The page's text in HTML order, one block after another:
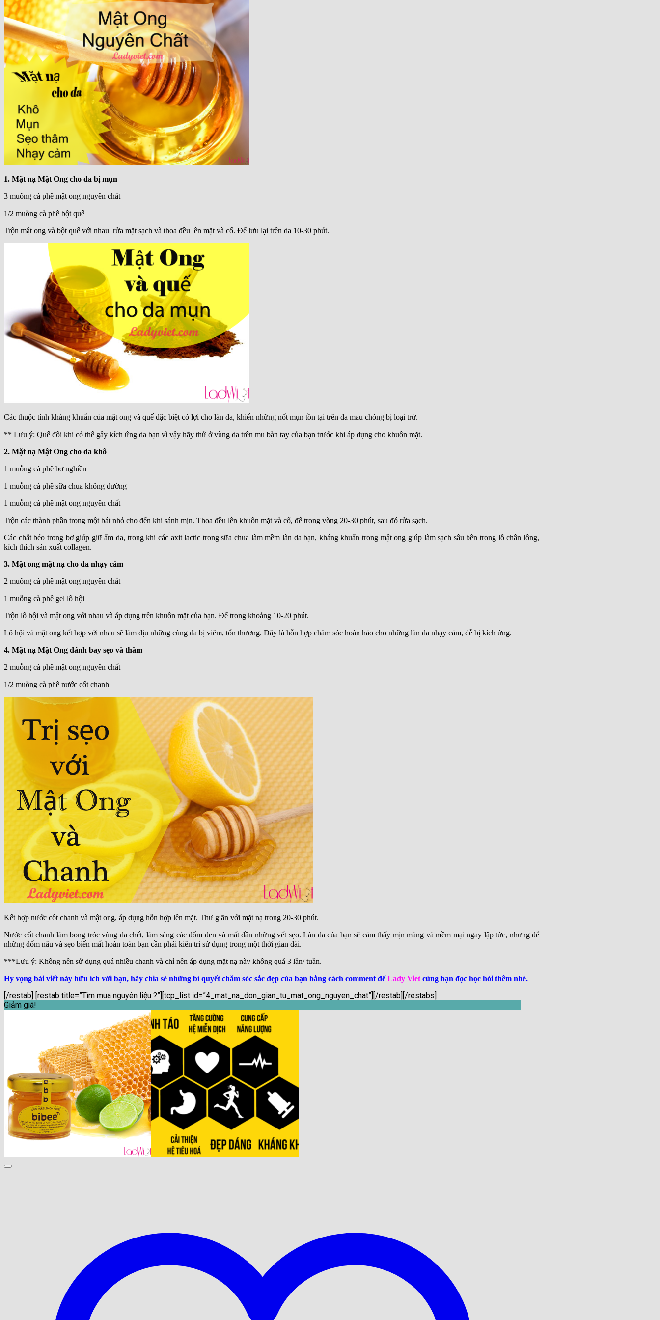
Organic Valley – Mỹ
Organic Horizon – Mỹ
Organic Koita – Ý
Organic Sangha Maeil – Hàn
Organic Cremo – Thụy Sỹ
Sữa chua – Bơ – Phô mát Organic
Thực phẩm hữu cơ
Liên hệ
Chưa có sản phẩm trong giỏ hàng.
1. Mặt nạ Mật Ong cho da bị mụn
3 muỗng cà phê mật ong nguyên chất
1/2 muỗng cà phê bột quế
Trộn mật ong và bột quế với nhau, rửa mặt sạch và thoa đều lên mặt và cổ. Để lưu lại trên da 10-30 phút.
Các thuộc tính kháng khuẩn của mật ong và quế đặc biệt có lợi cho làn da, khiến những nốt mụn tồn tại trên da mau chóng bị loại trừ.
** Lưu ý: Quế đôi khi có thể gây kích ứng da bạn vì vậy hãy thử ở vùng da trên mu bàn tay của bạn trước khi áp dụng cho khuôn mặt.
2. Mặt nạ Mật Ong cho da khô
1 muỗng cà phê bơ nghiền
1 muỗng cà phê sữa chua không đường
1 muỗng cà phê mật ong nguyên chất
Trộn các thành phần trong một bát nhỏ cho đến khi sánh mịn. Thoa đều lên khuôn mặt và cổ, để trong vòng 20-30 phút, sau đó rửa sạch.
Các chất béo trong bơ giúp giữ ẩm da, trong khi các axit lactic trong sữa chua làm mềm làn da bạn, kháng khuẩn trong mật ong giúp làm sạch sâu bên trong lỗ chân lông,
kích thích sản xuất collagen.
3. Mật ong mặt nạ cho da nhạy cảm
2 muỗng cà phê mật ong nguyên chất
1 muỗng cà phê gel lô hội
Trộn lô hội và mật ong với nhau và áp dụng trên khuôn mặt của bạn. Để trong khoảng 10-20 phút.
Lô hội và mật ong kết hợp với nhau sẽ làm dịu những cùng da bị viêm, tổn thương. Đây là hỗn hợp chăm sóc hoàn hảo cho những làn da nhạy cảm, dễ bị kích ứng.
4. Mặt nạ Mật Ong đánh bay sẹo và thâm
2 muỗng cà phê mật ong nguyên chất
1/2 muỗng cà phê nước cốt chanh
Kết hợp nước cốt chanh và mật ong, áp dụng hỗn hợp lên mặt. Thư giãn với mặt nạ trong 20-30 phút.
Nước cốt chanh làm bong tróc vùng da chết, làm sáng các đốm đen và mất dần những vết sẹo. Làn da của bạn sẽ cảm thấy mịn màng và mềm mại ngay lập tức, nhưng để
những đốm nâu và sẹo biến mất hoàn toàn bạn cần phải kiên trì sử dụng trong một thời gian dài.
***Lưu ý: Không nên sử dụng quá nhiều chanh và chỉ nên áp dụng mặt nạ này không quá 3 lần/ tuần.
Hy vọng bài viết này hữu ích với bạn, hãy chia sẻ những bí quyết chăm sóc sắc đẹp của bạn bằng cách comment đểLady Viet cùng bạn đọc học hỏi thêm nhé.
[/restab] [restab title=”Tìm mua nguyên liệu ?”][tcp_list id=”4_mat_na_don_gian_tu_mat_ong_nguyen_chat”][/restab][/restabs]
Giảm giá!